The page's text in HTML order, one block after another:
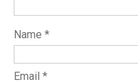
Name *
Email *